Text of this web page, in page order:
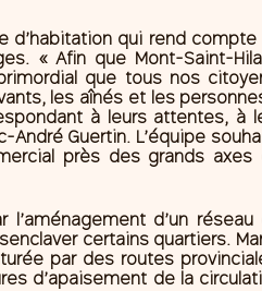
d’habitation qui rend compte
« Afin que Mont-Saint-
que tous nos
les aînés et les
à leurs attentes, à
Guertin. L’équipe
près des grands axes
d’un réseau
certains quartiers.
par des routes
d’apaisement de la